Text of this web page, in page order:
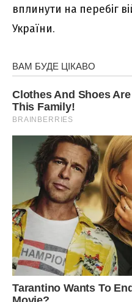
вплинути на перебіг
України.